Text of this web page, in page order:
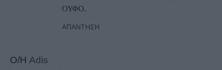
ΟΥΦΟ.
ΑΠΆΝΤΗΣΗ
Ο/Η Adis